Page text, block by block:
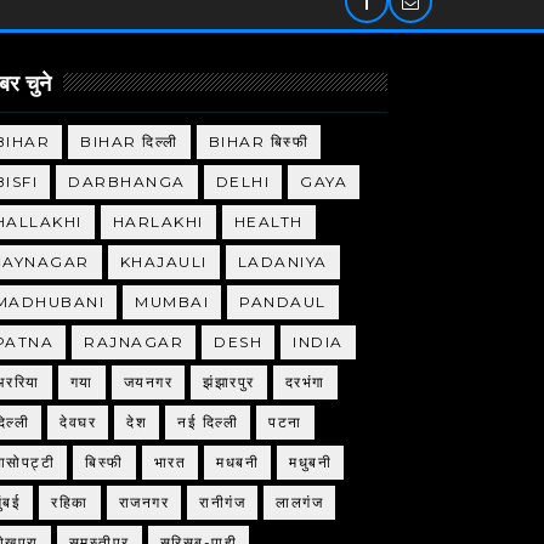
चुने
BIHAR दिल्ली BIHAR बिस्फी
DARBHANGA DELHI GAYA
HARLAKHI HEALTH
KHAJAULI LADANIYA
MUMBAI PANDAUL
RAJNAGAR DESH INDIA
गया जयनगर झंझारपुर दरभंगा
देवघर देश नई दिल्ली पटना
बिस्फी भारत मधबनी मधुबनी
रहिका राजनगर रानीगंज लालगंज